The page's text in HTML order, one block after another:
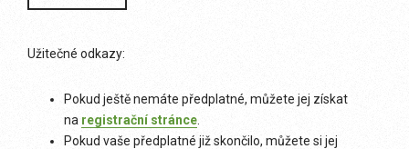
Užitečné odkazy:
Pokud ještě nemáte předplatné, můžete jej získat
na registrační stránce
Pokud vaše předplatné již skončilo, můžete si jej